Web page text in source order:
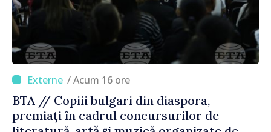
/ Acum 16 ore
BTA // Copiii bulgari din diaspora,
premiați în cadrul concursurilor de